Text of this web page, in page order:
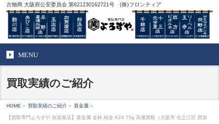
古物商 大阪府公安委員会 第621230162721号 (株)フロンティア
MENU
買取実績のご紹介
HOME » 買取実績のご紹介 » 貴金属 »
【買取専門よろずや 加賀屋店】貴金属 金杯 純金 K24 75g 高価買取（大阪市 住之江区 西加